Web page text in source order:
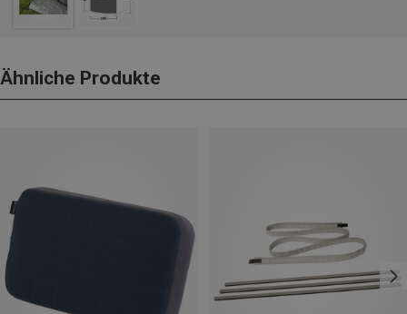
Ähnliche Produkte